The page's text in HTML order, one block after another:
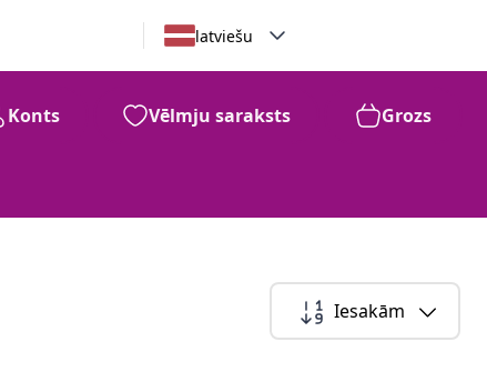
latviešu
Konts Vēlmju saraksts Grozs
Iesakām